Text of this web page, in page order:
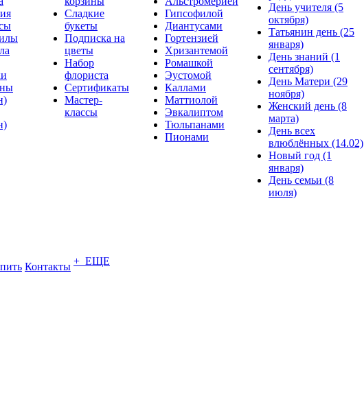
Сладкие
букеты
Подписка на
цветы
Набор
флориста
Сертификаты
Мастер-
классы
Гипсофилой
Диантусами
Гортензией
Хризантемой
Ромашкой
Эустомой
Каллами
Маттиолой
Эвкалиптом
Тюльпанами
Пионами
День учителя (5
октября)
Татьянин день (25
января)
День знаний (1
сентября)
День Матери (29
ноября)
Женский день (8
марта)
День всех
влюблённых (14.02)
Новый год (1
января)
День семьи (8
июля)
Контакты + ЕЩЕ